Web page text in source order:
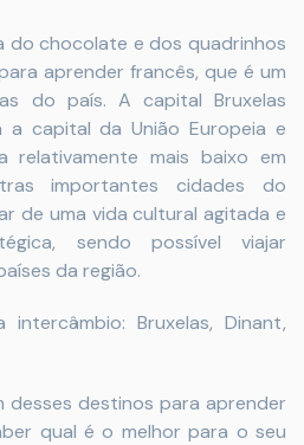
do chocolate e dos quadrinhos
aprender francês, que é um
do país. A capital Bruxelas
a capital da União Europeia e
mais baixo em
importantes cidades do
de uma vida cultural agitada e
sendo possível viajar
da região.
intercâmbio: Bruxelas, Dinant,
desses destinos para aprender
qual é o melhor para o seu